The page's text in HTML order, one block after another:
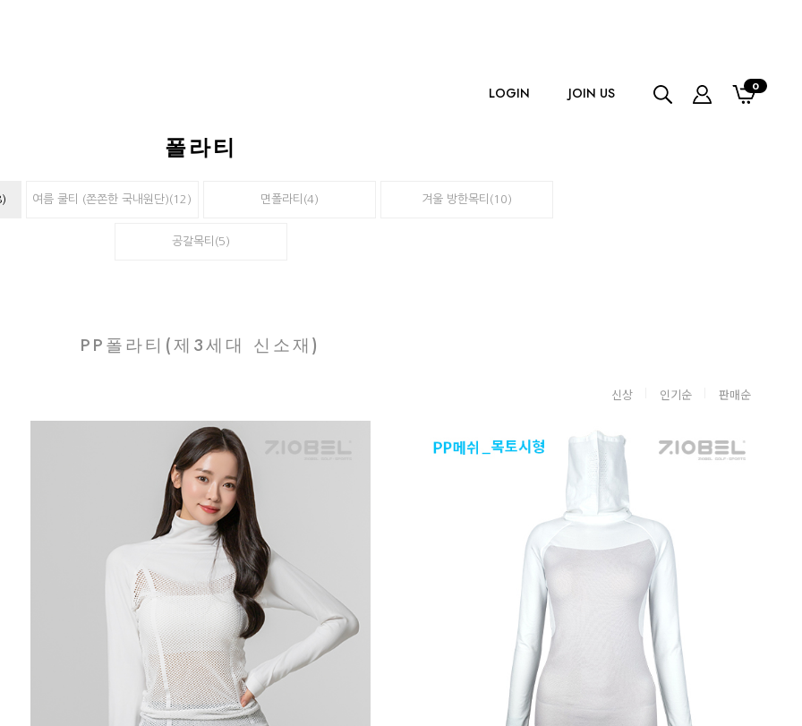
LOGIN JOIN US 0
폴라티
여름 쿨티 (쫀쫀한 국내원단)(12) 면폴라티(4) 겨울 방한목티(10)
공갈목티(5)
PP폴라티(제3세대 신소재)
신상 인기순 판매순